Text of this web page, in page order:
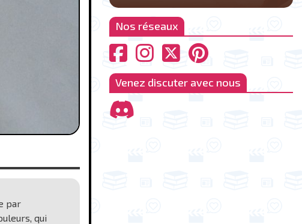
par
qui
Nos réseaux
Venez discuter avec nous